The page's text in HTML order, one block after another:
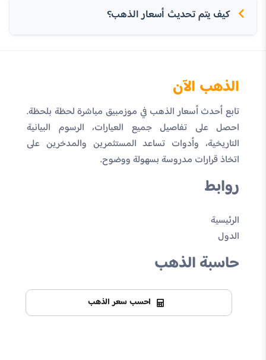
كيف يتم تحديث أسعار الذهب؟
الذهب الآن
تابع أحدث أسعار الذهب في موزمبيق مباشرة لحظة بلحظة.
احصل على تفاصيل جميع العيارات، الرسوم البيانية
التاريخية، وأدوات تساعد المستثمرين والمدخرين على
اتخاذ قرارات مدروسة بسهولة ووضوح.
روابط
الرئيسية
الدول
حاسبة الذهب
احسب سعر الذهب